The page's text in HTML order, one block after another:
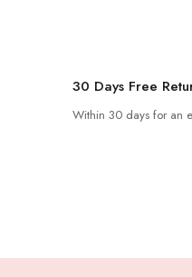
30 Days Free
Within 30 days for an